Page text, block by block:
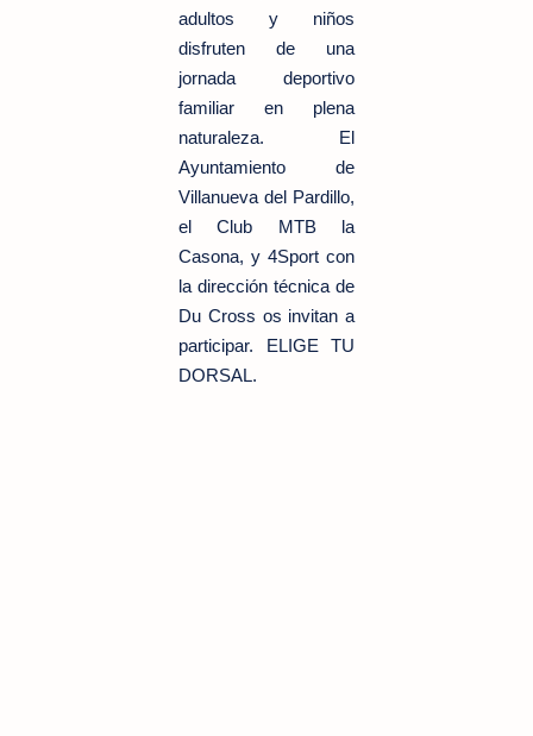
adultos y niños
disfruten de una
jornada deportivo
familiar en plena
naturaleza. El
Ayuntamiento de
Villanueva del Pardillo,
el Club MTB la
Casona, y 4Sport con
la dirección técnica de
Du Cross os invitan a
participar. ELIGE TU
DORSAL.